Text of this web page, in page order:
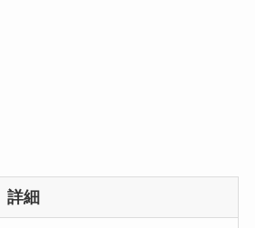
詳細